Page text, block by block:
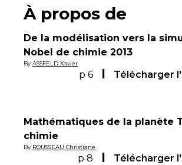
À propos de
De la modélisation vers la
Nobel de chimie 2013
By ASSFELD Xavier
p 6 Télécharger
Mathématiques de la planète
chimie
By ROUSSEAU Christiane
p 8 Télécharger